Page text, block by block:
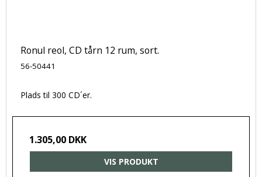
Ronul reol, CD tårn 12 rum, sort.
56-50441
Plads til 300 CD´er.
1.305,00 DKK
VIS PRODUKT